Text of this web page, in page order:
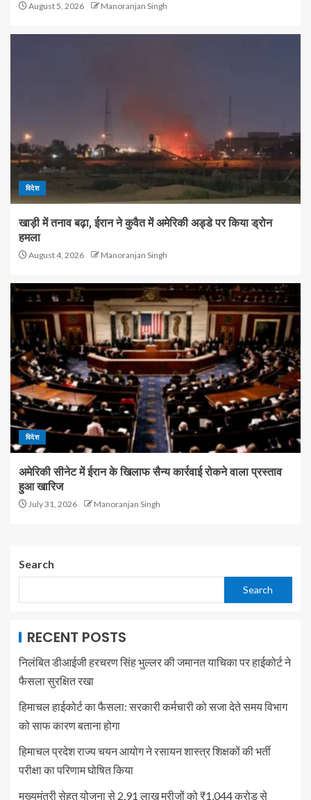
August 5, 2026 Manoranjan Singh
विदेश
खाड़ी में तनाव बढ़ा, ईरान ने कुवैत में अमेरिकी अड्डे पर किया ड्रोन
हमला
August 4, 2026 Manoranjan Singh
विदेश
अमेरिकी सीनेट में ईरान के खिलाफ सैन्य कार्रवाई रोकने वाला प्रस्ताव
हुआ खारिज
July 31, 2026 Manoranjan Singh
Search
Search
RECENT POSTS
निलंबित डीआईजी हरचरण सिंह भुल्लर की जमानत याचिका पर हाईकोर्ट ने
फैसला सुरक्षित रखा
हिमाचल हाईकोर्ट का फैसला: सरकारी कर्मचारी को सजा देते समय विभाग
को साफ कारण बताना होगा
हिमाचल प्रदेश राज्य चयन आयोग ने रसायन शास्त्र शिक्षकों की भर्ती
परीक्षा का परिणाम घोषित किया
मुख्यमंत्री सेहत योजना से 2.91 लाख मरीज़ों को ₹1,044 करोड़ से